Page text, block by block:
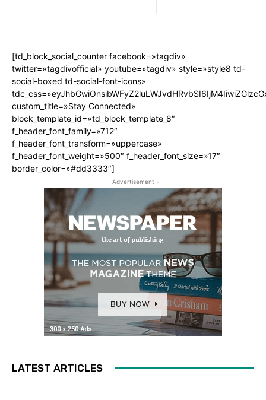
[td_block_social_counter facebook=»tagdiv»
twitter=»tagdivofficial» youtube=»tagdiv» style=»style8 td-
social-boxed td-social-font-icons»
custom_title=»Stay Connected»
block_template_id=»td_block_template_8″
f_header_font_family=»712″
f_header_font_transform=»uppercase»
f_header_font_weight=»500″ f_header_font_size=»17″
border_color=»#dd3333″]
- Advertisement -
LATEST ARTICLES